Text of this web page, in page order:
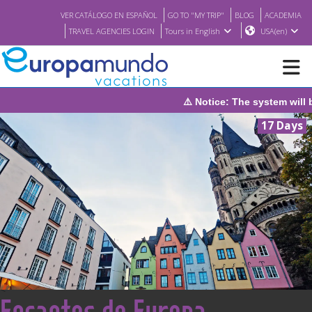
VER CATÁLOGO EN ESPAÑOL GO TO "MY TRIP" BLOG
ACADEMIA
TRAVEL AGENCIES LOGIN
Tours in English USA(en)
FEATURED
ABOUT US
⚠️ Notice: The system will be under
17 Days
<